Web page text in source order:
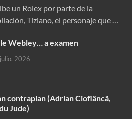
un Rolex por parte de la
Tiziano, el personaje que …
Webley… a examen
2026
contraplan (Adrian Cioflâncã,
Jude)